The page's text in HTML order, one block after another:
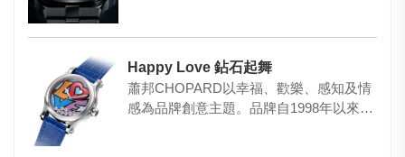
Happy Love 鉆石起舞
蕭邦CHOPARD以幸福、歡樂、感知及情
感為品牌創意主題。品牌自1998年以來擔